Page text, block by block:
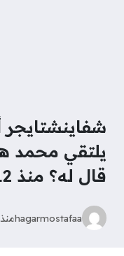
شفاينشتايجر
يلتقي محمد
قال له؟ منذ 12 دقيقة
hagarmostafaa